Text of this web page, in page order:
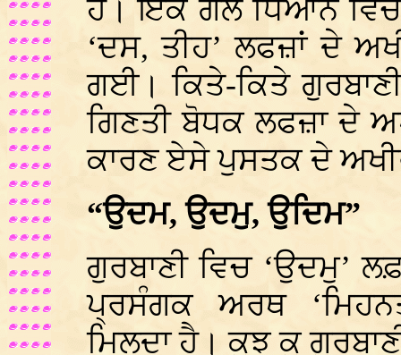
ਹੈ। ਇਕ ਗੱਲ ਧਿਆਨ ਵਿਚ
‘ਦਸ, ਤੀਹ’ ਲਫਜ਼ਾਂ ਦੇ
ਗਈ। ਕਿਤੇ-ਕਿਤੇ
ਗਿਣਤੀ ਬੋਧਕ ਲਫਜ਼ਾ ਦੇ
ਕਾਰਣ ਏਸੇ ਪੁਸਤਕ ਦੇ
“ਉਦਮ, ਉਦਮੁ, ਉਦਿਮ”
ਗੁਰਬਾਣੀ ਵਿਚ ‘ਉਦਮੁ’
ਪ੍ਰਸੰਗਕ ਅਰਥ
ਮਿਲਦਾ ਹੈ। ਕੁਝ ਕੁ